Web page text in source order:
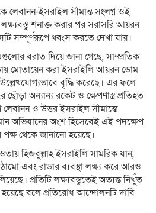
লেবানন-ইসরাইল সীমান্ত সংলগ্ন ওই
শনাক্ত করার পর সরাসরি আয়রন
সম্পূর্ণরূপে ধ্বংস করতে দেখা যায়।
বরাত দিয়ে জানা গেছে, সাম্প্রতিক
মোতায়েন করা ইসরাইলি আয়রন ডোম
বৃদ্ধি করেছে। এর ফলে
অন্যান্য রকেট ও ক্ষেপণাস্ত্র প্রতিহত
লেবানন ও উত্তর ইসরাইল সীমান্তে
অভিযানের অংশ হিসেবেই এই পদক্ষেপ
পক্ষ থেকে জানানো হয়েছে।
হিজবুল্লাহ ইসরাইলি সামরিক যান,
এবং রাডার ব্যবস্থা লক্ষ্য করে আরও
প্রতিটি লক্ষ্যবস্তুতেই অত্যন্ত নিখুঁত
বলে প্রতিরোধ আন্দোলনটি দাবি